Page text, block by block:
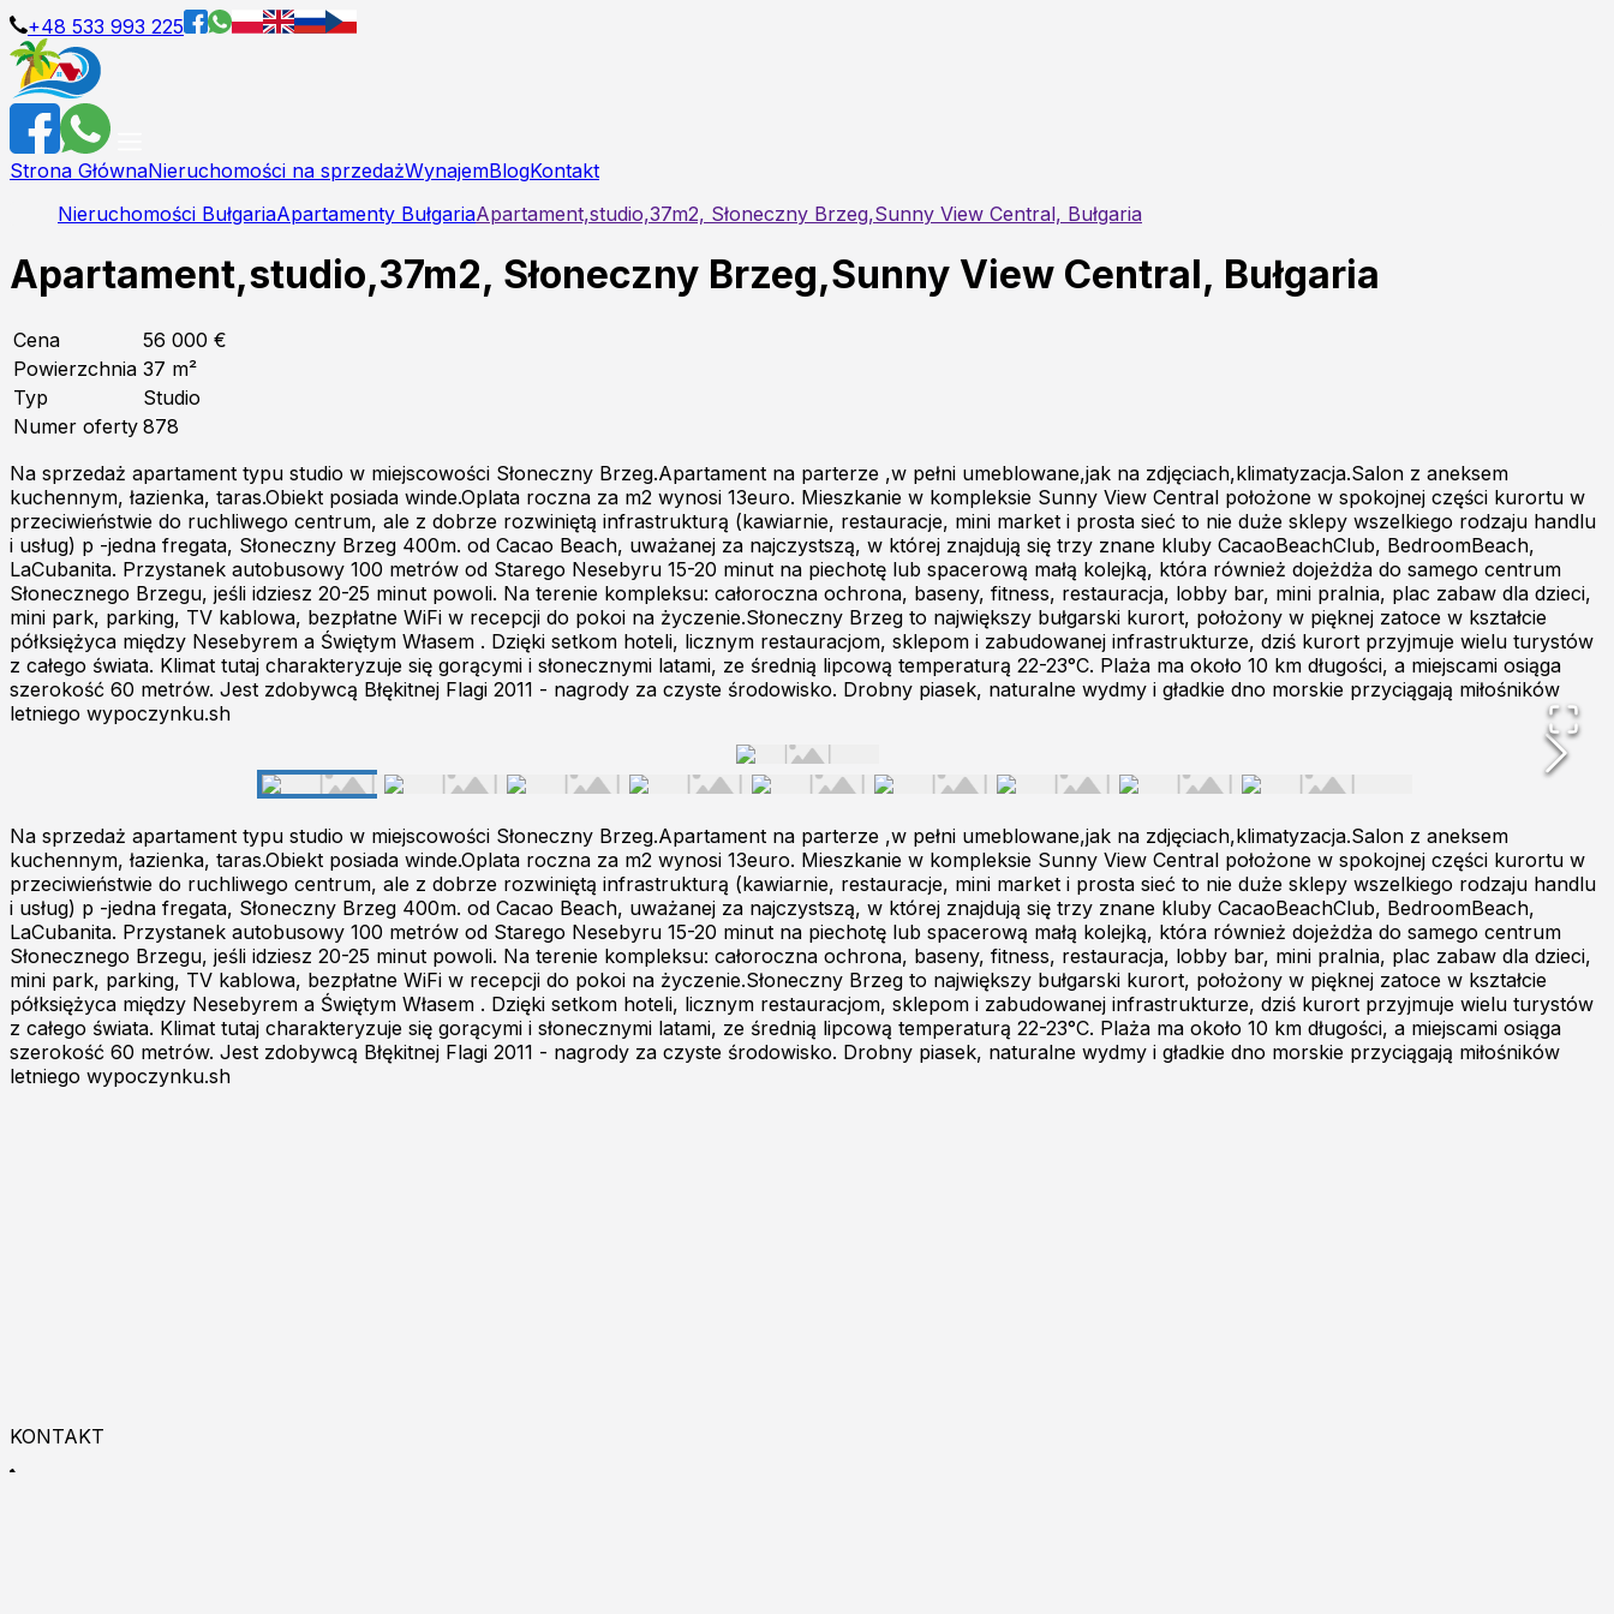
+48 533 993 225
Strona GłównaNieruchomości na sprzedażWynajemBlogKontakt
Nieruchomości BułgariaApartamenty BułgariaApartament,studio,37m2, Słoneczny Brzeg,Sunny View Central, Bułgaria
Apartament,studio,37m2, Słoneczny Brzeg,Sunny View Central, Bułgaria
Cena
56 000 €
Powierzchnia 37 m²
Typ
Studio
Numer oferty 878
Na sprzedaż apartament typu studio w miejscowości Słoneczny Brzeg.Apartament na parterze ,w pełni umeblowane,jak na zdjęciach,klimatyzacja.Salon z aneksem
kuchennym, łazienka, taras.Obiekt posiada winde.Oplata roczna za m2 wynosi 13euro. Mieszkanie w kompleksie Sunny View Central położone w spokojnej części kurortu w
przeciwieństwie do ruchliwego centrum, ale z dobrze rozwiniętą infrastrukturą (kawiarnie, restauracje, mini market i prosta sieć to nie duże sklepy wszelkiego rodzaju handlu
i usług) p -jedna fregata, Słoneczny Brzeg 400m. od Cacao Beach, uważanej za najczystszą, w której znajdują się trzy znane kluby CacaoBeachClub, BedroomBeach,
LaCubanita. Przystanek autobusowy 100 metrów od Starego Nesebyru 15-20 minut na piechotę lub spacerową małą kolejką, która również dojeżdża do samego centrum
Słonecznego Brzegu, jeśli idziesz 20-25 minut powoli. Na terenie kompleksu: całoroczna ochrona, baseny, fitness, restauracja, lobby bar, mini pralnia, plac zabaw dla dzieci,
mini park, parking, TV kablowa, bezpłatne WiFi w recepcji do pokoi na życzenie.Słoneczny Brzeg to największy bułgarski kurort, położony w pięknej zatoce w kształcie
półksiężyca między Nesebyrem a Świętym Własem . Dzięki setkom hoteli, licznym restauracjom, sklepom i zabudowanej infrastrukturze, dziś kurort przyjmuje wielu turystów
z całego świata. Klimat tutaj charakteryzuje się gorącymi i słonecznymi latami, ze średnią lipcową temperaturą 22-23°C. Plaża ma około 10 km długości, a miejscami osiąga
szerokość 60 metrów. Jest zdobywcą Błękitnej Flagi 2011 - nagrody za czyste środowisko. Drobny piasek, naturalne wydmy i gładkie dno morskie przyciągają miłośników
letniego wypoczynku.sh
Na sprzedaż apartament typu studio w miejscowości Słoneczny Brzeg.Apartament na parterze ,w pełni umeblowane,jak na zdjęciach,klimatyzacja.Salon z aneksem
kuchennym, łazienka, taras.Obiekt posiada winde.Oplata roczna za m2 wynosi 13euro. Mieszkanie w kompleksie Sunny View Central położone w spokojnej części kurortu w
przeciwieństwie do ruchliwego centrum, ale z dobrze rozwiniętą infrastrukturą (kawiarnie, restauracje, mini market i prosta sieć to nie duże sklepy wszelkiego rodzaju handlu
i usług) p -jedna fregata, Słoneczny Brzeg 400m. od Cacao Beach, uważanej za najczystszą, w której znajdują się trzy znane kluby CacaoBeachClub, BedroomBeach,
LaCubanita. Przystanek autobusowy 100 metrów od Starego Nesebyru 15-20 minut na piechotę lub spacerową małą kolejką, która również dojeżdża do samego centrum
Słonecznego Brzegu, jeśli idziesz 20-25 minut powoli. Na terenie kompleksu: całoroczna ochrona, baseny, fitness, restauracja, lobby bar, mini pralnia, plac zabaw dla dzieci,
mini park, parking, TV kablowa, bezpłatne WiFi w recepcji do pokoi na życzenie.Słoneczny Brzeg to największy bułgarski kurort, położony w pięknej zatoce w kształcie
półksiężyca między Nesebyrem a Świętym Własem . Dzięki setkom hoteli, licznym restauracjom, sklepom i zabudowanej infrastrukturze, dziś kurort przyjmuje wielu turystów
z całego świata. Klimat tutaj charakteryzuje się gorącymi i słonecznymi latami, ze średnią lipcową temperaturą 22-23°C. Plaża ma około 10 km długości, a miejscami osiąga
szerokość 60 metrów. Jest zdobywcą Błękitnej Flagi 2011 - nagrody za czyste środowisko. Drobny piasek, naturalne wydmy i gładkie dno morskie przyciągają miłośników
letniego wypoczynku.sh
KONTAKT